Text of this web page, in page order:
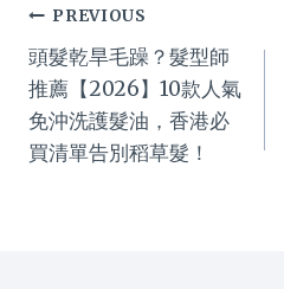
Post
navigation
PREVIOUS
頭髮乾旱毛躁？髮型師
推薦【2026】10款人氣
免沖洗護髮油，香港必
買清單告別稻草髮！